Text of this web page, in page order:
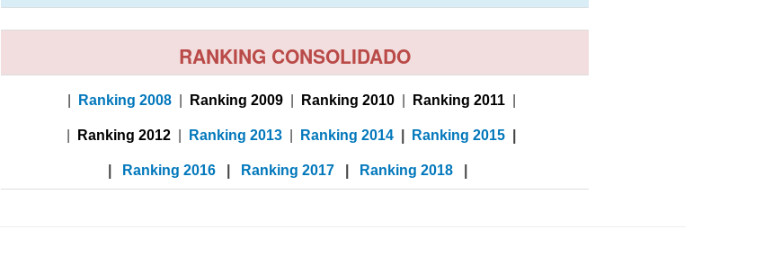
RANKING CONSOLIDADO
Ranking 2008 Ranking 2009 Ranking 2010 Ranking 2011
Ranking 2012 Ranking 2013 Ranking 2014 Ranking 2015
Ranking 2016 Ranking 2017 Ranking 2018